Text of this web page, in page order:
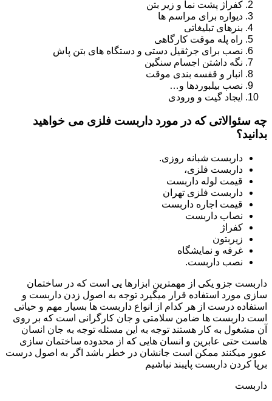
کفراژ پشت نما و زیر بتن
دیواره برای مراسم ها
بنرهای تبلیغاتی
راه پله موقت کارگاهی
نصب برای جرثقیل دستی و دستگاه های بتن پاش
نگه داشتن اجسام سنگین
انبار و قفسه بندی موقت
نصب بیلبوردها و…
ایجاد گیت و ورودی
چه سئوالاتی که در مورد داربست فلزی می خواهید
بدانید؟
داربست شبانه روزی.
داربست فلزی،
قیمت لوله داربست
داربست فلزی تهران
قیمت اجاره داربست
نصاب داربست
کفراژ
زیربتون
غرفه و نمایشگاه
نصب داربست.
داربست جزو یکی از مهمترین ابزارها یی است که در ساختمان
سازی مورد استفاده قرار میگیرد توجه به اصول زدن داربست و
استفاده درست از هر کدام از انواع داربست ها بسیار مهم و حیاتی
است داربست ها ضامن سلامتی و جان کارگرانی است که بر روی
آن مشغول به کار هستند توجه به این مسئله توجه به جان انسان
هاست حتی عابرین و انسان هایی که از محدوده ساختمان سازی
عبور میکنند ممکن است جانشان در خطر باشد اگر به اصول درست
برپا کردن داربست پایبند نباشیم
داربست